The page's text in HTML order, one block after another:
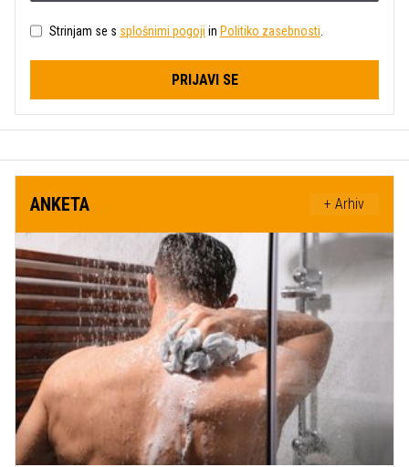
Strinjam se s splošnimi pogoji in Politiko zasebnosti
PRIJAVI SE
ANKETA + Arhiv